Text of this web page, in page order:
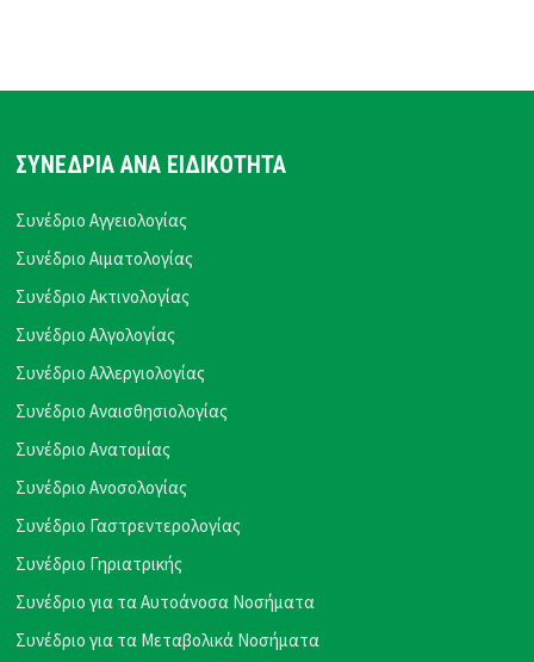
ΣΥΝΕΔΡΙΑ ΑΝΑ ΕΙΔΙΚΟΤΗΤΑ
Συνέδριο Αγγειολογίας
Συνέδριο Αιματολογίας
Συνέδριο Ακτινολογίας
Συνέδριο Αλγολογίας
Συνέδριο Αλλεργιολογίας
Συνέδριο Αναισθησιολογίας
Συνέδριο Ανατομίας
Συνέδριο Ανοσολογίας
Συνέδριο Γαστρεντερολογίας
Συνέδριο Γηριατρικής
Συνέδριο για τα Αυτοάνοσα Νοσήματα
Συνέδριο για τα Μεταβολικά Νοσήματα